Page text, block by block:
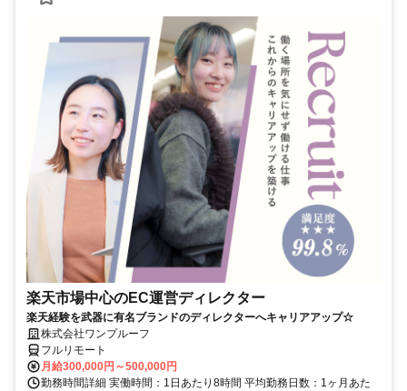
楽天市場中心のEC運営ディレクター
楽天経験を武器に有名ブランドのディレクターへキャリアアップ☆
株式会社ワンプルーフ
フルリモート
月給300,000円～500,000円
勤務時間詳細 実働時間：1日あたり8時間 平均勤務日数：1ヶ月あた